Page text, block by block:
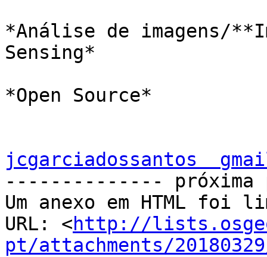
*Análise de imagens/
Sensing*
*Open Source*
jcgarciadossantos
--------------
Um anexo em HTML foi
URL: <http://
pt/attachments/